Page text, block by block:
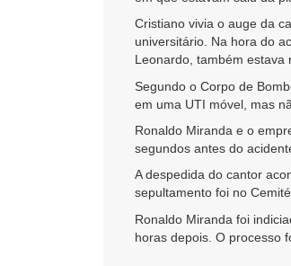
Cristiano vivia o auge da
universitário. Na hora do
Leonardo, também estava
Segundo o Corpo de
em uma UTI móvel, mas
Ronaldo Miranda e o
segundos antes do
A despedida do cantor
sepultamento foi no
Ronaldo Miranda foi
horas depois. O processo